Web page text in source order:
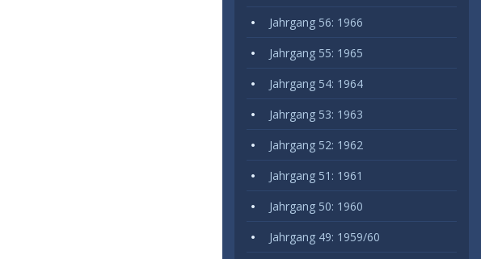
Jahrgang 56: 1966
Jahrgang 55: 1965
Jahrgang 54: 1964
Jahrgang 53: 1963
Jahrgang 52: 1962
Jahrgang 51: 1961
Jahrgang 50: 1960
Jahrgang 49: 1959/60